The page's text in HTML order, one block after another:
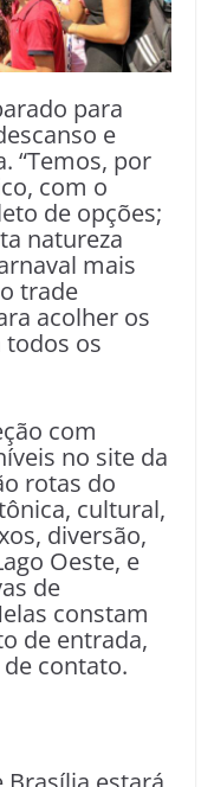
para
e
“Temos, por
com o
de opções;
natureza
mais
trade
acolher os
os
com
no site da
rotas do
cultural,
diversão,
Oeste, e
de
constam
de entrada,
contato.